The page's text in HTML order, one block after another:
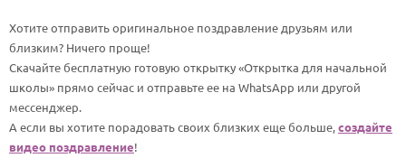
Пожелания
По именам
По годам
Хотите отправить оригинальное поздравление друзьям или
близким? Ничего проще!
Скачайте бесплатную готовую открытку «Открытка для начальной
школы» прямо сейчас и отправьте ее на WhatsApp или другой
мессенджер.
А если вы хотите порадовать своих близких еще больше,создайте
видео поздравление!